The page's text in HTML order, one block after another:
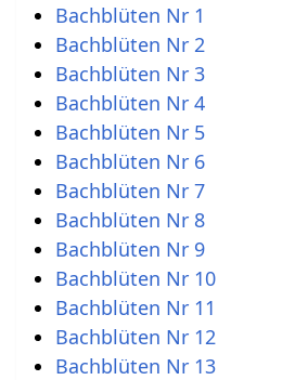
Bachblüten Nr 1
Bachblüten Nr 2
Bachblüten Nr 3
Bachblüten Nr 4
Bachblüten Nr 5
Bachblüten Nr 6
Bachblüten Nr 7
Bachblüten Nr 8
Bachblüten Nr 9
Bachblüten Nr 10
Bachblüten Nr 11
Bachblüten Nr 12
Bachblüten Nr 13